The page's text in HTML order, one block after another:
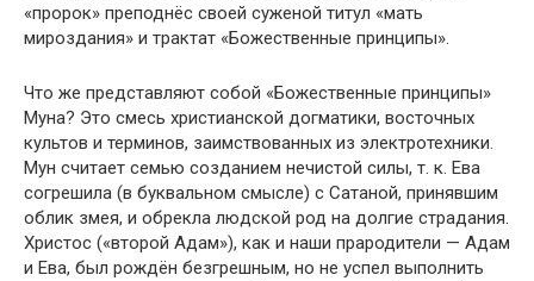
«пророк» преподнёс своей суженой титул «мать
мироздания» и трактат «Божественные принципы».
Что же представляют собой «Божественные принципы»
Муна? Это смесь христианской догматики, восточных
культов и терминов, заимствованных из электротехники.
Мун считает семью созданием нечистой силы, т. к. Ева
согрешила (в буквальном смысле) с Сатаной, принявшим
облик змея, и обрекла людской род на долгие страдания.
Христос («второй Адам»), как и наши прародители — Адам
и Ева, был рождён безгрешным, но не успел выполнить